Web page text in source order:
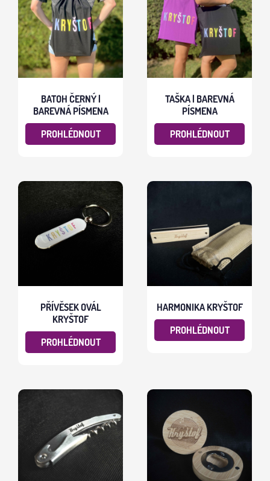
BATOH ČERNÝ |
BAREVNÁ PÍSMENA
PROHLÉDNOUT
TAŠKA | BAREVNÁ
PÍSMENA
PROHLÉDNOUT
PŘÍVĚSEK OVÁL
KRYŠTOF
PROHLÉDNOUT
HARMONIKA KRYŠTOF
PROHLÉDNOUT